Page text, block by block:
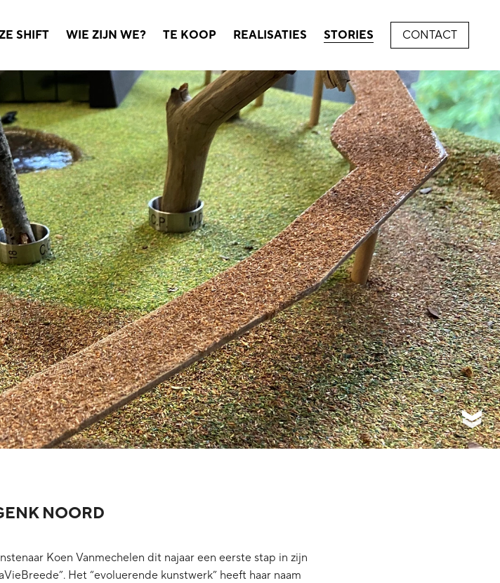
SHIFT WIE ZIJN WE? TE KOOP REALISATIES STORIES CONTACT
NOORD
Koen Vanmechelen dit najaar een eerste stap in zijn
Het “evoluerende kunstwerk” heeft haar naam